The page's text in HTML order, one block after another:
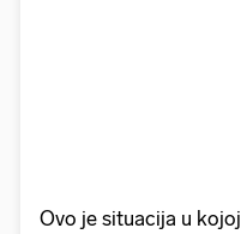
Ovo je situacija u kojoj